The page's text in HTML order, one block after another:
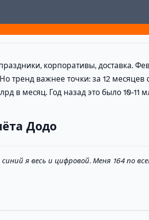
корпоративы, доставка.
тренд важнее точки: за 12 месяцев
в месяц. Год назад это было 10-11
Додо
я весь и цифровой. Меня 164 по